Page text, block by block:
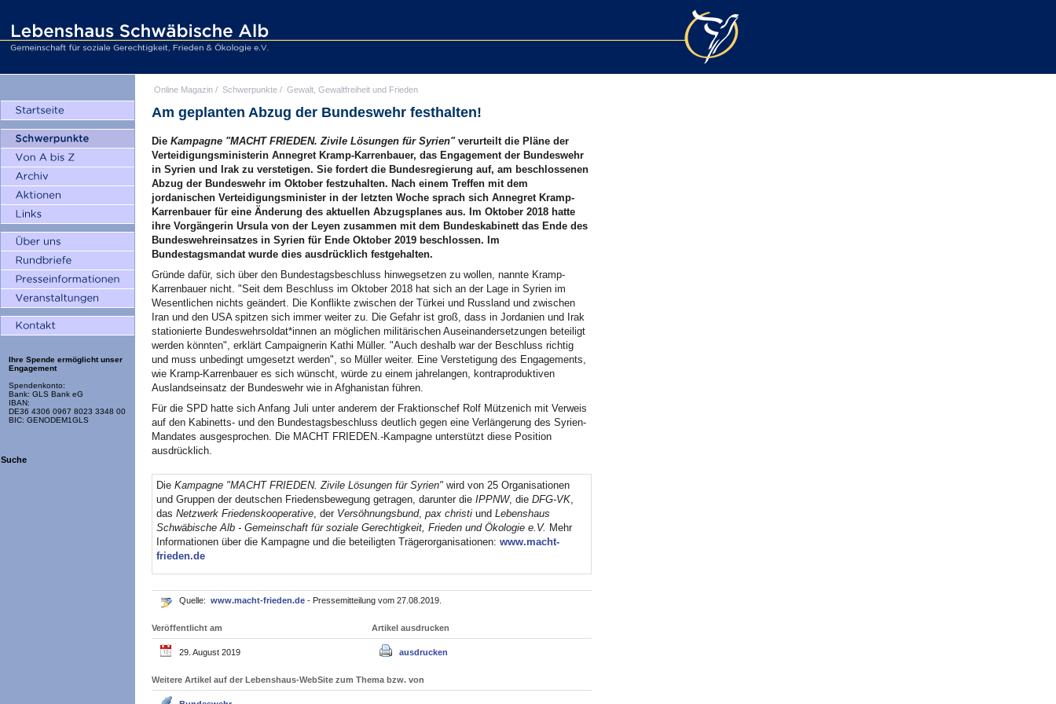
Ihre Spende ermöglicht unser
Engagement
Spendenkonto:
Bank: GLS Bank eG
IBAN:
DE36 4306 0967 8023 3348 00
BIC: GENODEM1GLS
Suche
Online Magazin / Schwerpunkte / Gewalt, Gewaltfreiheit und Frieden
Am geplanten Abzug der Bundeswehr festhalten!
Die Kampagne "MACHT FRIEDEN. Zivile Lösungen für Syrien"verurteilt die Pläne der
Verteidigungsministerin Annegret Kramp-Karrenbauer, das Engagement der Bundeswehr
in Syrien und Irak zu verstetigen. Sie fordert die Bundesregierung auf, am beschlossenen
Abzug der Bundeswehr im Oktober festzuhalten. Nach einem Treffen mit dem
jordanischen Verteidigungsminister in der letzten Woche sprach sich Annegret Kramp-
Karrenbauer für eine Änderung des aktuellen Abzugsplanes aus. Im Oktober 2018 hatte
ihre Vorgängerin Ursula von der Leyen zusammen mit dem Bundeskabinett das Ende des
Bundeswehreinsatzes in Syrien für Ende Oktober 2019 beschlossen. Im
Bundestagsmandat wurde dies ausdrücklich festgehalten.
Gründe dafür, sich über den Bundestagsbeschluss hinwegsetzen zu wollen, nannte Kramp-
Karrenbauer nicht. "Seit dem Beschluss im Oktober 2018 hat sich an der Lage in Syrien im
Wesentlichen nichts geändert. Die Konflikte zwischen der Türkei und Russland und zwischen
Iran und den USA spitzen sich immer weiter zu. Die Gefahr ist groß, dass in Jordanien und Irak
stationierte Bundeswehrsoldat*innen an möglichen militärischen Auseinandersetzungen beteiligt
werden könnten", erklärt Campaignerin Kathi Müller. "Auch deshalb war der Beschluss richtig
und muss unbedingt umgesetzt werden", so Müller weiter. Eine Verstetigung des Engagements,
wie Kramp-Karrenbauer es sich wünscht, würde zu einem jahrelangen, kontraproduktiven
Auslandseinsatz der Bundeswehr wie in Afghanistan führen.
Für die SPD hatte sich Anfang Juli unter anderem der Fraktionschef Rolf Mützenich mit Verweis
auf den Kabinetts- und den Bundestagsbeschluss deutlich gegen eine Verlängerung des Syrien-
Mandates ausgesprochen. Die MACHT FRIEDEN.-Kampagne unterstützt diese Position
ausdrücklich.
Die Kampagne "MACHT FRIEDEN. Zivile Lösungen für Syrien" wird von 25 Organisationen
und Gruppen der deutschen Friedensbewegung getragen, darunter die IPPNW, die DFG-VK
das Netzwerk Friedenskooperative , der Versöhnungsbund, pax christi und Lebenshaus
Schwäbische Alb - Gemeinschaft für soziale Gerechtigkeit, Frieden und Ökologie e.V. Mehr
Informationen über die Kampagne und die beteiligten Trägerorganisationen: www.macht-
frieden.de
Quelle: www.macht-frieden.de - Pressemitteilung vom 27.08.2019.
Veröffentlicht am
29. August 2019
Artikel ausdrucken
ausdrucken
Weitere Artikel auf der Lebenshaus-WebSite zum Thema bzw. von